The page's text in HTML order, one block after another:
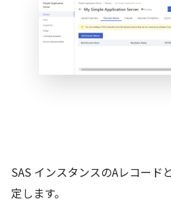
SAS インスタンスのAレコード
定します。